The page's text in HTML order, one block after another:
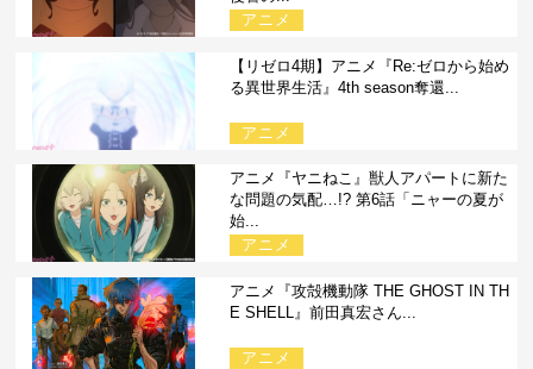
アニメ
【リゼロ4期】アニメ『Re:ゼロから始め
る異世界生活』4th season奪還...
アニメ
アニメ『ヤニねこ』獣人アパートに新た
な問題の気配…!? 第6話「ニャーの夏が
始...
アニメ
アニメ『攻殻機動隊 THE GHOST IN TH
E SHELL』前田真宏さん...
アニメ